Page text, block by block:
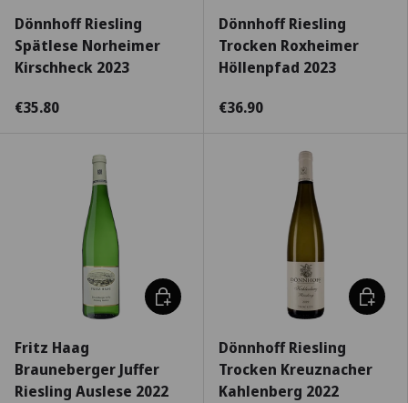
Dönnhoff Riesling
Spätlese Norheimer
Kirschheck 2023
€35.80
Dönnhoff Riesling
Trocken Roxheimer
Höllenpfad 2023
€36.90
Fritz Haag
Brauneberger Juffer
Riesling Auslese 2022
Escolha as opções
Dönnhoff Riesling
Trocken Kreuznacher
Kahlenberg 2022